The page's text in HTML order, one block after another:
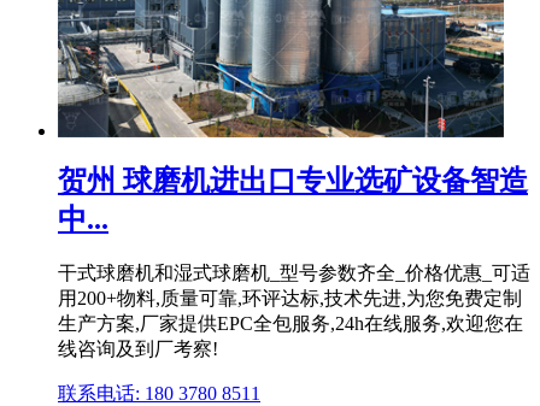
贺州 球磨机进出口专业选矿设备智造
中...
干式球磨机和湿式球磨机_型号参数齐全_价格优惠_可适
用200+物料,质量可靠,环评达标,技术先进,为您免费定制
生产方案,厂家提供EPC全包服务,24h在线服务,欢迎您在
线咨询及到厂考察!
联系电话: 180 3780 8511